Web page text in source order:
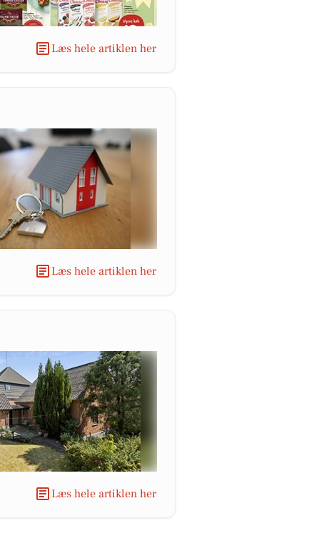
Læs hele artiklen her
Læs hele artiklen her
Læs hele artiklen her